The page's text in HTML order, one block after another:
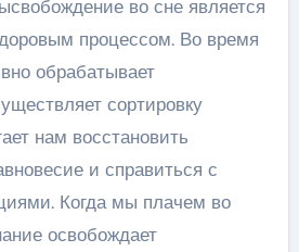
во сне является
процессом. Во время
обрабатывает
сортировку
нам восстановить
и справиться с
Когда мы плачем во
освобождает